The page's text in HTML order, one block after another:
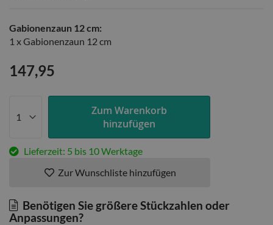
Gabionenzaun 12 cm:
1 x Gabionenzaun 12 cm
147,95
Zum Warenkorb
hinzufügen
Lieferzeit: 5 bis 10 Werktage
Zur Wunschliste hinzufügen
Benötigen Sie größere Stückzahlen oder
Anpassungen?